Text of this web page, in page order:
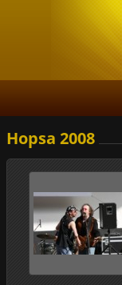
Hopsa 2008